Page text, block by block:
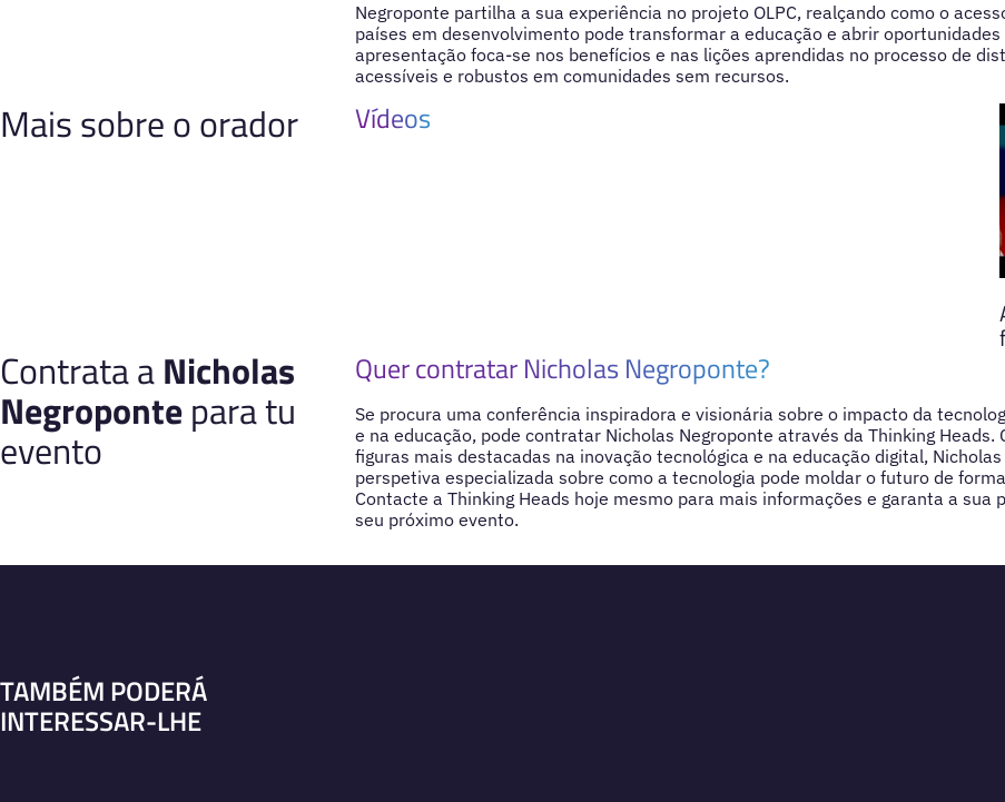
Negroponte partilha a sua experiência no projeto OLPC, realçando como o
países em desenvolvimento pode transformar a educação e abrir oportunidades
apresentação foca-se nos benefícios e nas lições aprendidas no processo de
acessíveis e robustos em comunidades sem recursos.
Mais sobre o orador Vídeos
Contrata aNicholas
Negropontepara tu
evento
Quer contratar Nicholas Negroponte?
Se procura uma conferência inspiradora e visionária sobre o impacto da
e na educação, pode contratar Nicholas Negroponte através da Thinking Heads.
figuras mais destacadas na inovação tecnológica e na educação digital,
perspetiva especializada sobre como a tecnologia pode moldar o futuro de
Contacte a Thinking Heads hoje mesmo para mais informações e garanta a sua
seu próximo evento.
TAMBÉM PODERÁ
INTERESSAR-LHE